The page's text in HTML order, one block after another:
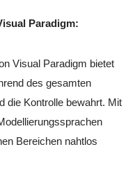
Paradigm:
Visual Paradigm bietet
des gesamten
die Kontrolle bewahrt. Mit
Bereichen nahtlos